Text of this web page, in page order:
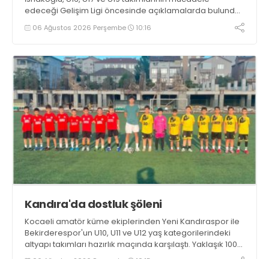
edeceği Gelişim Ligi öncesinde açıklamalarda bulundu.
Genç oyuncuların gelişimine dikkat çeken İshakoğlu,
hedeflerinin sadece sonuç almak değil, Türk futboluna
06 Ağustos 2026 Perşembe 10:16
Kandıra'da dostluk şöleni
Kocaeli amatör küme ekiplerinden Yeni Kandıraspor ile
Bekirderespor'un U10, U11 ve U12 yaş kategorilerindeki
altyapı takımları hazırlık maçında karşılaştı. Yaklaşık 100
genç futbolcunun ter döktüğü maçların ardından